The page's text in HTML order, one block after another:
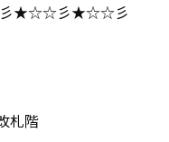
★☆☆彡★☆☆彡
札階